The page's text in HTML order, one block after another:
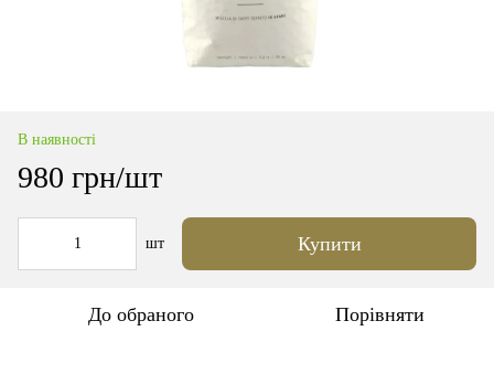
В наявності
980 грн/шт
шт Купити
До обраного Порівняти